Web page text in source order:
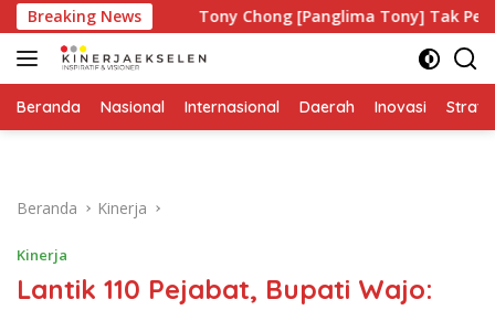
Langsung
ke
konten
Breaking NewsTony Chong [Panglima Tony] Tak Pernah Lelah
Beranda Nasional Internasional Daerah Inovasi
Beranda Kinerja
Kinerja
Lantik 110 Pejabat, Bupati Wajo: